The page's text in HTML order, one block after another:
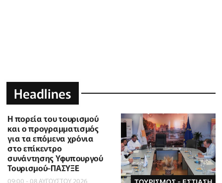
Headlines
Η πορεία του τουρισμού
και ο προγραμματισμός
για τα επόμενα χρόνια
στο επίκεντρο
συνάντησης Υφυπουργού
Τουρισμού-ΠΑΣΥΞΕ
09:00 - 08 ΑΥΓΟΥΣΤΟΥ 2026